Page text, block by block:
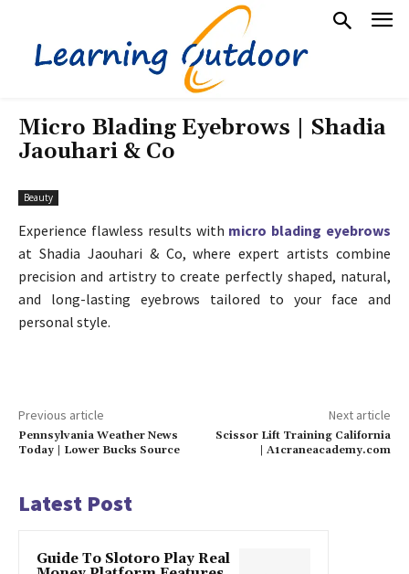
Micro Blading Eyebrows | Shadia
Jaouhari & Co
Beauty
Experience flawless results with micro blading eyebrows
at Shadia Jaouhari & Co, where expert artists combine
precision and artistry to create perfectly shaped, natural,
and long-lasting eyebrows tailored to your face and
personal style.
Previous article
Pennsylvania Weather News
Today | Lower Bucks Source
Next article
Scissor Lift Training California
| A1craneacademy.com
Latest Post
Guide To Slotoro Play Real